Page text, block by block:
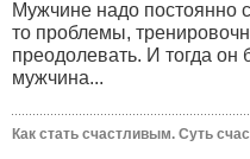
Мужчине надо постоянно
то проблемы,
преодолевать. И тогда он
мужчина...
Как стать счастливым. Суть